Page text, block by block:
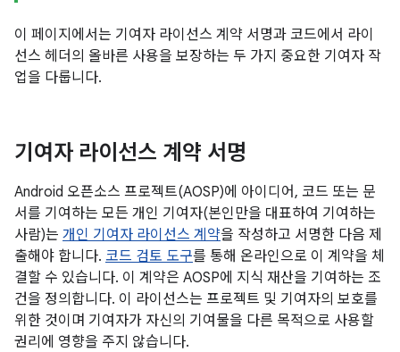
이 페이지에서는 기여자 라이선스 계약 서명과 코드에서 라이
선스 헤더의 올바른 사용을 보장하는 두 가지 중요한 기여자 작
업을 다룹니다.
기여자 라이선스 계약 서명
Android 오픈소스 프로젝트(AOSP)에 아이디어, 코드 또는 문
서를 기여하는 모든 개인 기여자(본인만을 대표하여 기여하는
사람)는 개인 기여자 라이선스 계약을 작성하고 서명한 다음 제
출해야 합니다. 코드 검토 도구를 통해 온라인으로 이 계약을 체
결할 수 있습니다. 이 계약은 AOSP에 지식 재산을 기여하는 조
건을 정의합니다. 이 라이선스는 프로젝트 및 기여자의 보호를
위한 것이며 기여자가 자신의 기여물을 다른 목적으로 사용할
권리에 영향을 주지 않습니다.